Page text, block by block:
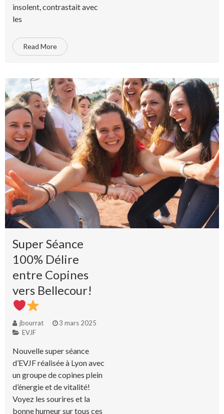
insolent, contrastait avec
les
Read More
Super Séance
100% Délire
entre Copines
vers Bellecour!
jbourrat
3 mars 2025
EVJF
Nouvelle super séance
d’EVJF réalisée à Lyon avec
un groupe de copines plein
d’énergie et de vitalité!
Voyez les sourires et la
bonne humeur sur tous ces